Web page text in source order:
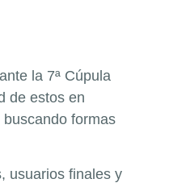
la 7ª Cúpula
de estos en
formas
usuarios finales y